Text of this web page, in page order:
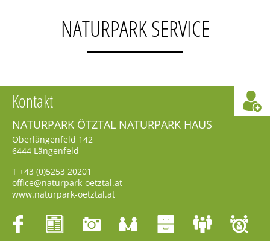
NATURPARK SERVICE
Kontakt
NATURPARK ÖTZTAL NATURPARK HAUS
Oberlängenfeld 142
6444 Längenfeld
T +43 (0)5253 20201
office@naturpark-oetztal.at
www.naturpark-oetztal.at